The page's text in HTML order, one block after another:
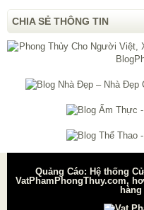
CHIA SẺ THÔNG TIN
Quảng Cáo: Hệ thống
VatPhamPhongThuy.com,